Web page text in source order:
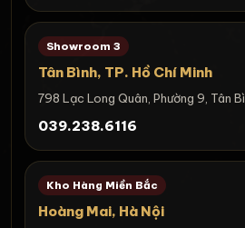
Showroom 3
Tân Bình, TP. Hồ Chí Minh
798 Lạc Long Quân, Phường 9, Tân
039.238.6116
Kho Hàng Miền Bắc
Hoàng Mai, Hà Nội